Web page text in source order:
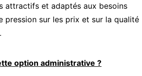
et adaptés aux besoins
pression sur les prix et sur la qualité
option administrative ?